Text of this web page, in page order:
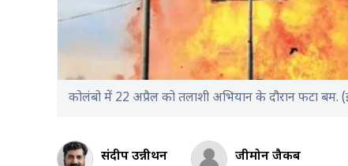
कोलंबो में 22 अप्रैल को तलाशी अभियान के दौरान फटा
संदीप उन्नीथन जीमोन जैकब